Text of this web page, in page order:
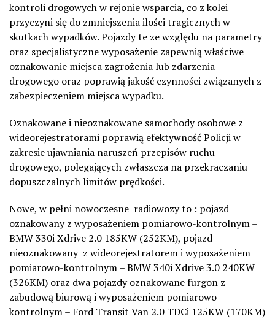
kontroli drogowych w rejonie wsparcia, co z kolei
przyczyni się do zmniejszenia ilości tragicznych w
skutkach wypadków. Pojazdy te ze względu na parametry
oraz specjalistyczne wyposażenie zapewnią właściwe
oznakowanie miejsca zagrożenia lub zdarzenia
drogowego oraz poprawią jakość czynności związanych z
zabezpieczeniem miejsca wypadku.
Oznakowane i nieoznakowane samochody osobowe z
wideorejestratorami poprawią efektywność Policji w
zakresie ujawniania naruszeń przepisów ruchu
drogowego, polegających zwłaszcza na przekraczaniu
dopuszczalnych limitów prędkości.
Nowe, w pełni nowoczesne radiowozy to : pojazd
oznakowany z wyposażeniem pomiarowo-kontrolnym –
BMW 330i Xdrive 2.0 185KW (252KM), pojazd
nieoznakowany z wideorejestratorem i wyposażeniem
pomiarowo-kontrolnym – BMW 340i Xdrive 3.0 240KW
(326KM) oraz dwa pojazdy oznakowane furgon z
zabudową biurową i wyposażeniem pomiarowo-
kontrolnym – Ford Transit Van 2.0 TDCi 125KW (170KM)